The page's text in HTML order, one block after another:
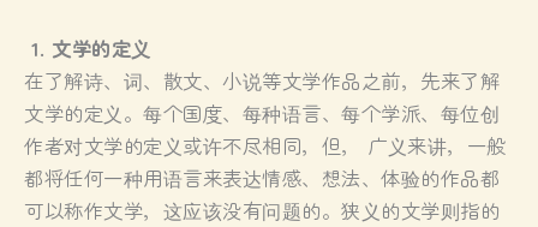
1. 文学的定义
在了解诗、词、散文、小说等文学作品之前，先来了解
文学的定义。每个国度、每种语言、每个学派、每位创
作者对文学的定义或许不尽相同，但， 广义来讲，一般
都将任何一种用语言来表达情感、想法、体验的作品都
可以称作文学，这应该没有问题的。狭义的文学则指的